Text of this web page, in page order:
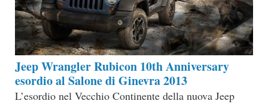
Jeep Wrangler Rubicon 10th Anniversary
esordio al Salone di Ginevra 2013
L’esordio nel Vecchio Continente della nuova Jeep